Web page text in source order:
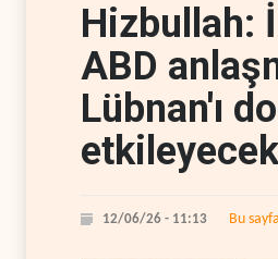
Hizbullah:
ABD
Lübnan'ı
etkileyecek
12/06/26 - 11:13 Bu